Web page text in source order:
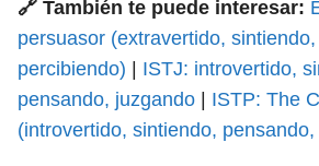
🔗 También te puede interesar:
persuasor (extravertido,
percibiendo)
ISTJ: introvertido,
pensando, juzgando
ISTP: The
(introvertido, sintiendo,